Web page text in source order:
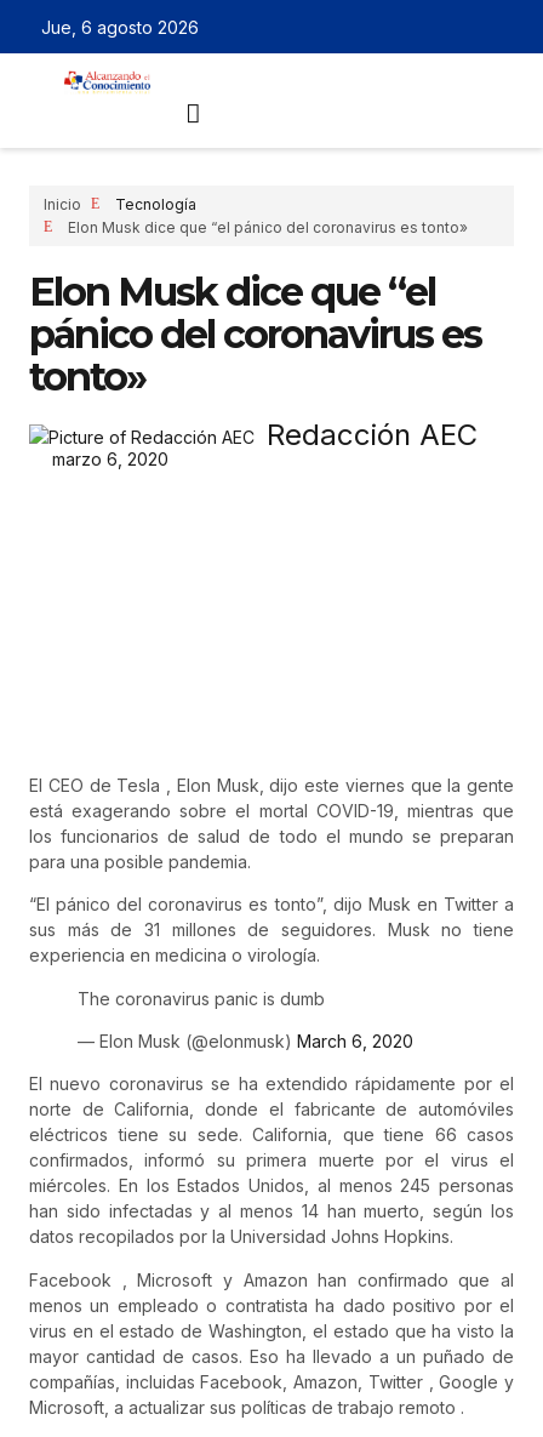
Jue, 6 agosto 2026
Inicio
Tecnología
Elon Musk dice que “el pánico del coronavirus es tonto»
Elon Musk dice que “el
pánico del coronavirus es
tonto»
Redacción AEC
marzo 6, 2020
El CEO de Tesla , Elon Musk, dijo este viernes que la gente
está exagerando sobre el mortal COVID-19, mientras que
los funcionarios de salud de todo el mundo se preparan
para una posible pandemia.
“El pánico del coronavirus es tonto”, dijo Musk en Twitter a
sus más de 31 millones de seguidores. Musk no tiene
experiencia en medicina o virología.
The coronavirus panic is dumb
— Elon Musk (@elonmusk) March 6, 2020
El nuevo coronavirus se ha extendido rápidamente por el
norte de California, donde el fabricante de automóviles
eléctricos tiene su sede. California, que tiene 66 casos
confirmados, informó su primera muerte por el virus el
miércoles. En los Estados Unidos, al menos 245 personas
han sido infectadas y al menos 14 han muerto, según los
datos recopilados por la Universidad Johns Hopkins.
Facebook , Microsoft y Amazon han confirmado que al
menos un empleado o contratista ha dado positivo por el
virus en el estado de Washington, el estado que ha visto la
mayor cantidad de casos. Eso ha llevado a un puñado de
compañías, incluidas Facebook, Amazon, Twitter , Google y
Microsoft, a actualizar sus políticas de trabajo remoto .